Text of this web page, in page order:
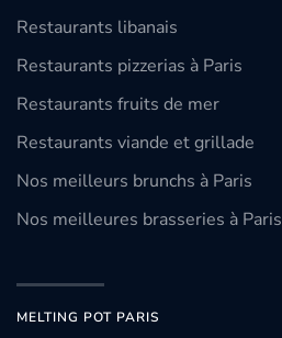
Restaurants libanais
Restaurants pizzerias à Paris
Restaurants fruits de mer
Restaurants viande et grillade
Nos meilleurs brunchs à Paris
Nos meilleures brasseries à Paris
MELTING POT PARIS